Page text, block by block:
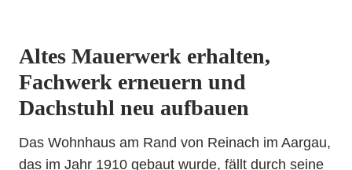
Altes Mauerwerk erhalten,
Fachwerk erneuern und
Dachstuhl neu aufbauen
Das Wohnhaus am Rand von Reinach im Aargau,
das im Jahr 1910 gebaut wurde, fällt durch seine